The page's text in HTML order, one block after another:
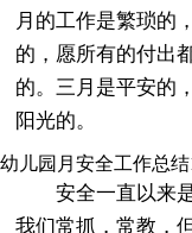
月的工作是繁琐的
的，愿所有的付出
的。三月是平安的
阳光的。
幼儿园月安全工作总结
安全一直以来
我们常抓，常教，